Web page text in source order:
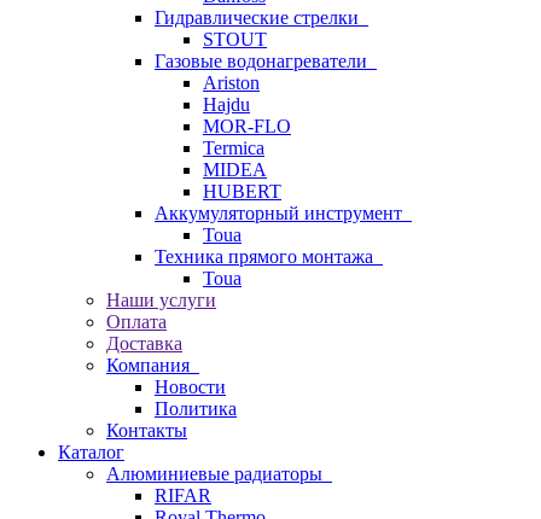
Гидравлические стрелки
STOUT
Газовые водонагреватели
Ariston
Hajdu
MOR-FLO
Termica
MIDEA
HUBERT
Аккумуляторный инструмент
Toua
Техника прямого монтажа
Toua
Наши услуги
Оплата
Доставка
Компания
Новости
Политика
Контакты
Каталог
Алюминиевые радиаторы
RIFAR